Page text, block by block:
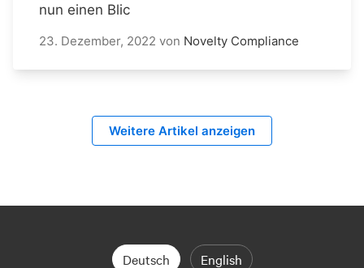
nun einen Blic
23. Dezember, 2022 von Novelty Compliance
Weitere Artikel anzeigen
Deutsch English